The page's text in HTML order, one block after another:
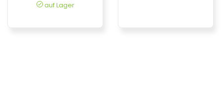
auf Lager